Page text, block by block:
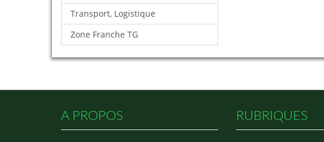
Transport, Logistique
Zone Franche TG
A PROPOS RUBRIQUES